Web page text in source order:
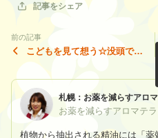
記事をシェア
前の記事
こどもを見て想う☆没頭でき
る幸せ
お薬を減らすアロマテ
植物から抽出される精油には「